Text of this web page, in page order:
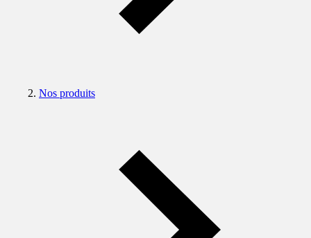
Nos produits